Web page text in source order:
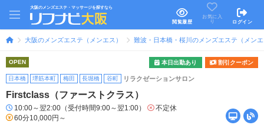
大阪のメンズエステ・マッサージを探すなら
閲覧履歴
お気に入
り
ログイン
大阪のメンズエステ（メンエス） 難波・日本橋・桜川のメンズエステ（メン
OPEN 本日出勤あり 割引クーポン
日本橋 堺筋本町 梅田 長堀橋 谷町 リラクゼーションサロン
Firstclass（ファーストクラス）
10:00～翌2:00（受付時間9:00～翌1:00）
不定休
60分10,000円～